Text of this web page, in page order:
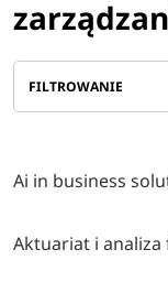
FILTROWANIE
Ai in business
Aktuariat i analiza